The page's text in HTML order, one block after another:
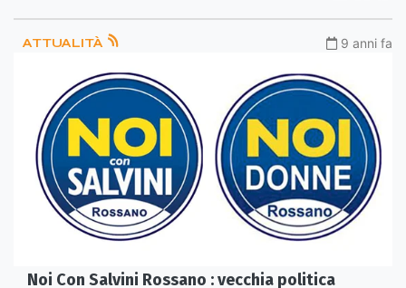
ATTUALITÀ 9 anni fa
Noi Con Salvini Rossano : vecchia politica